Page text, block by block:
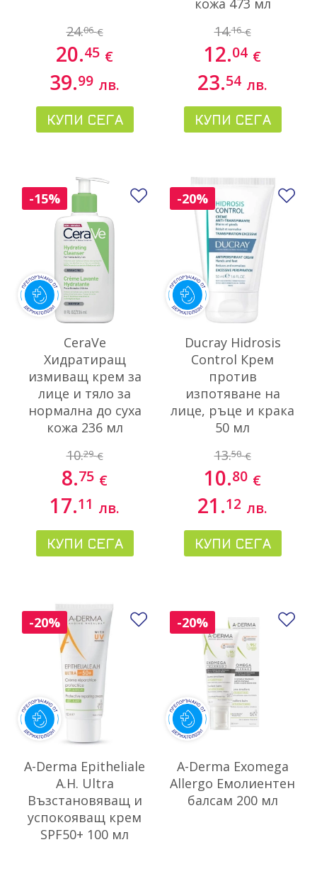
24.06 €
20.45 €
39.99 лв.
КУПИ СЕГА
кожа 473 мл
14.16 €
12.04 €
23.54 лв.
КУПИ СЕГА
CeraVe
Хидратиращ
измиващ крем за
лице и тяло за
нормална до суха
кожа 236 мл
10.29 €
8.75 €
17.11 лв.
КУПИ СЕГА
-15% Добави в любими
Ducray Hidrosis
Control Крем
против
изпотяване на
лице, ръце и крака
50 мл
13.50 €
10.80 €
21.12 лв.
КУПИ СЕГА
-20%
A-Derma Epitheliale
А.Н. Ultra
Възстановяващ и
успокояващ крем
SPF50+ 100 мл
-20% Добави в любими
А-Derma Exomega
Allergo Емолиентен
балсам 200 мл
-20%